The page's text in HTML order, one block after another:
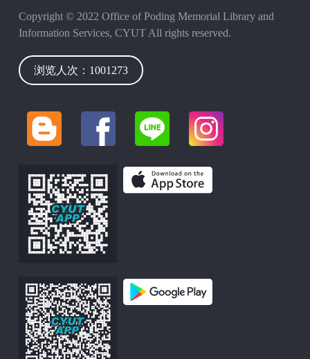
Copyright © 2022 Office of Poding Memorial Library and
Information Services, CYUT All rights reserved.
浏览人次：1001273